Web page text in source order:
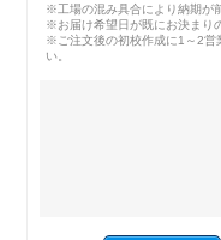
※工場の混み具合により納期が
※お届け希望日が既にお決まり
※ご注文後の初校作成に1～2営
い。